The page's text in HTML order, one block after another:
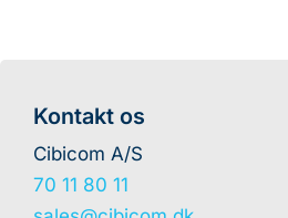
Kontakt os
Cibicom A/S
70 11 80 11